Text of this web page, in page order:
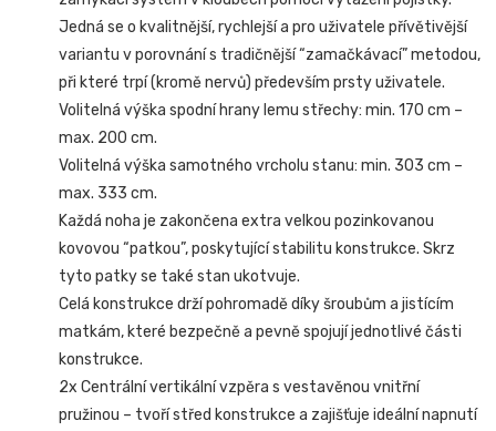
Jedná se o kvalitnější, rychlejší a pro uživatele přívětivější
variantu v porovnání s tradičnější “zamačkávací” metodou,
při které trpí (kromě nervů) především prsty uživatele.
Volitelná výška spodní hrany lemu střechy: min. 170 cm –
max. 200 cm.
Volitelná výška samotného vrcholu stanu: min. 303 cm –
max. 333 cm.
Každá noha je zakončena extra velkou pozinkovanou
kovovou “patkou”, poskytující stabilitu konstrukce. Skrz
tyto patky se také stan ukotvuje.
Celá konstrukce drží pohromadě díky šroubům a jistícím
matkám, které bezpečně a pevně spojují jednotlivé části
konstrukce.
2x Centrální vertikální vzpěra s vestavěnou vnitřní
pružinou – tvoří střed konstrukce a zajišťuje ideální napnutí